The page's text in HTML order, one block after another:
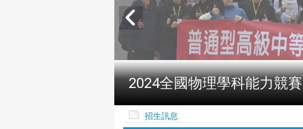
2024全國物理學科能力競賽
招生訊息